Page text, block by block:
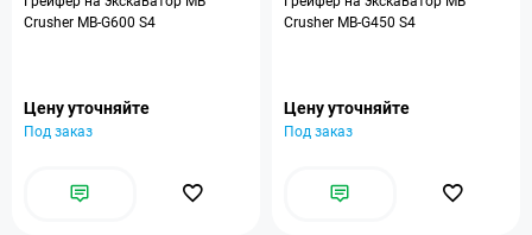
Crusher MB-G600 S4
Цену уточняйте
Под заказ
Crusher MB-G450 S4
Цену уточняйте
Под заказ